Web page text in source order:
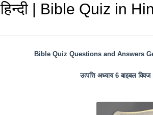
हिन्दी | Bible Quiz in
Bible Quiz Questions and Answers
उत्पत्ति अध्याय 6 बाइबल